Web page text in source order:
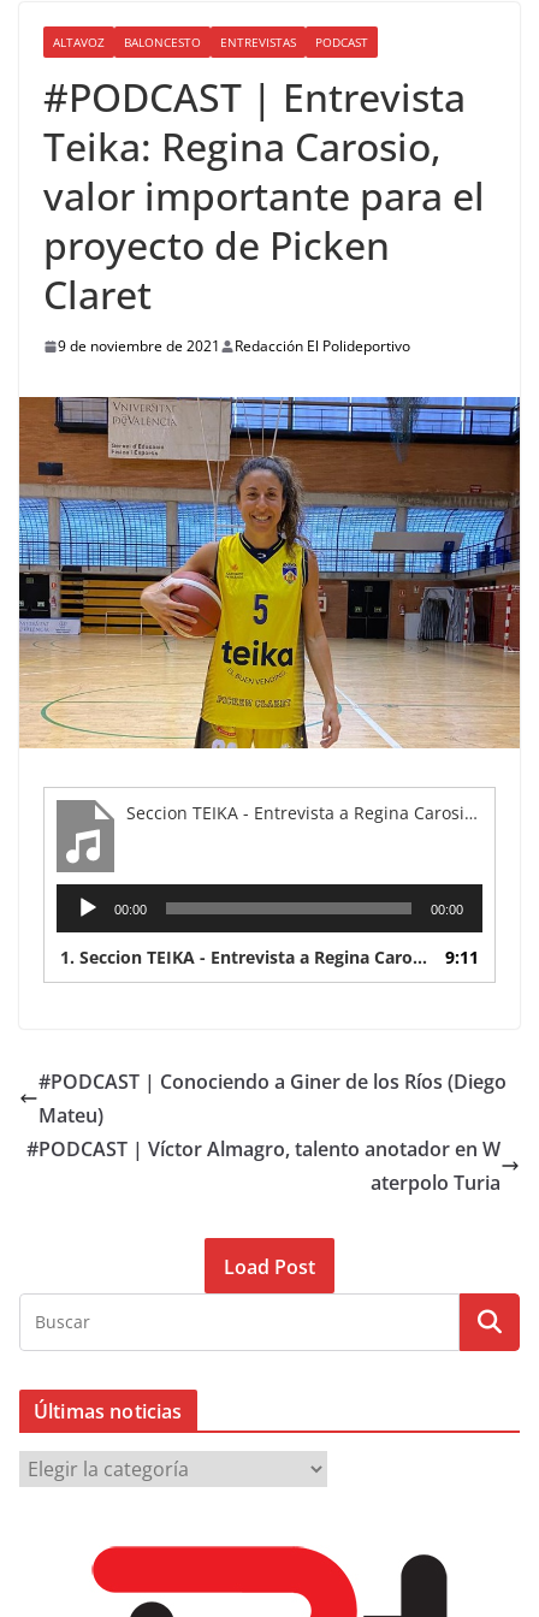
ALTAVOZ BALONCESTO ENTREVISTAS PODCAST
#PODCAST | Entrevista
Teika: Regina Carosio,
valor importante para el
proyecto de Picken
Claret
9 de noviembre de 2021 Redacción El Polideportivo
Seccion TEIKA - Entrevista a Regina Carosio (Picken Claret)
Reproductor
audio
00:00 00:00
1. Seccion TEIKA - Entrevista a Regina Carosio (Picken Claret) 9:11
#PODCAST | Conociendo a Giner de los Ríos (Diego
Mateu)
#PODCAST | Víctor Almagro, talento anotador en W
aterpolo Turia
Load Post
Últimas noticias
Ú
l